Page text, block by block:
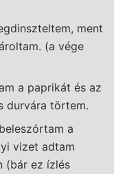
ment
(a vége
a paprikát és az
durvára törtem.
a
vizet adtam
(bár ez ízlés